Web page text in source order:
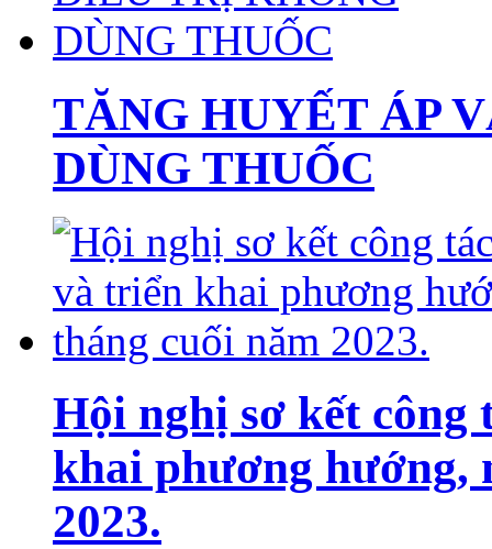
TĂNG HUYẾT ÁP
DÙNG THUỐC
Hội nghị sơ kết công
khai phương hướng,
2023.